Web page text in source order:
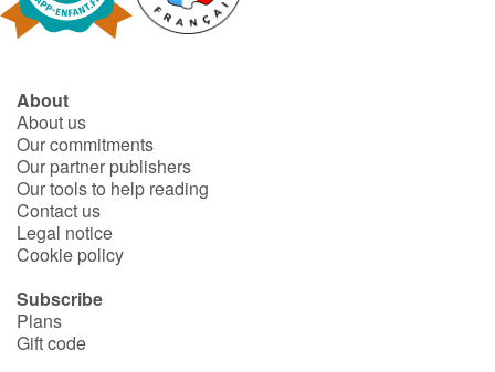
About
About us
Our commitments
Our partner publishers
Our tools to help reading
Contact us
Legal notice
Cookie policy
Subscribe
Plans
Gift code